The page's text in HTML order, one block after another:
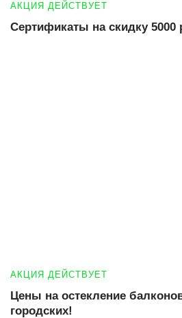
АКЦИЯ ДЕЙСТВУЕТ
Сертификаты на скидку 5000
АКЦИЯ ДЕЙСТВУЕТ
Цены на остекление
городских!